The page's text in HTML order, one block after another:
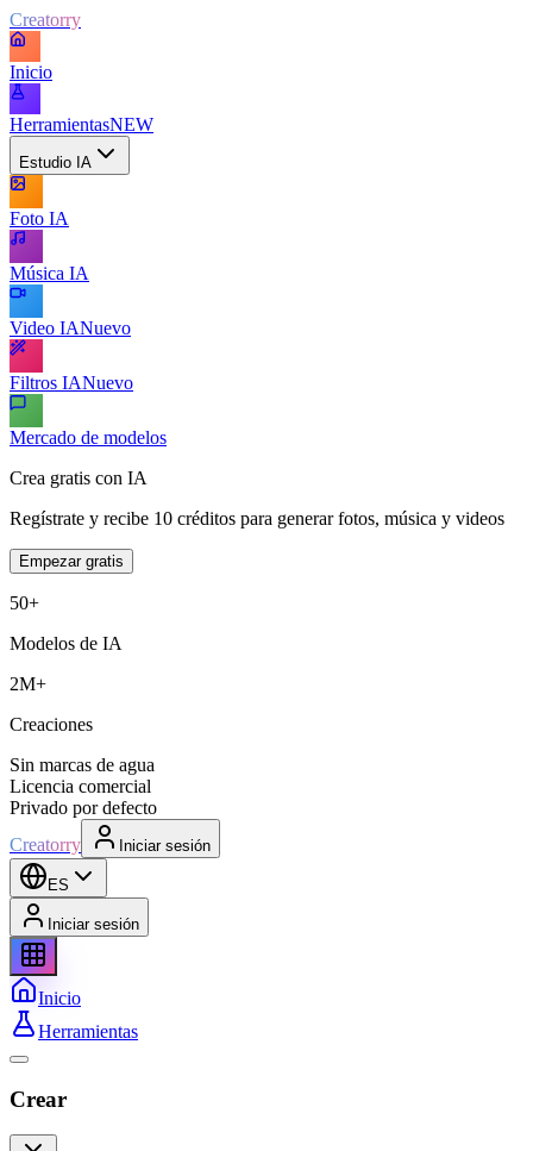
Creatorry
Inicio
HerramientasNEW
Estudio IA
Foto IA
Música IA
Video IANuevo
Filtros IANuevo
Mercado de modelos
Crea gratis con IA
Regístrate y recibe 10 créditos para generar fotos, música y videos
Empezar gratis
50+
Modelos de IA
2M+
Creaciones
Sin marcas de agua
Licencia comercial
Privado por defecto
Creatorry
Iniciar sesión
ES
Iniciar sesión
Inicio
Herramientas
Crear